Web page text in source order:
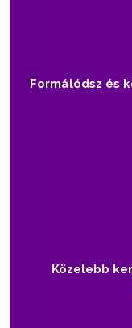
Formálódsz és
Közelebb